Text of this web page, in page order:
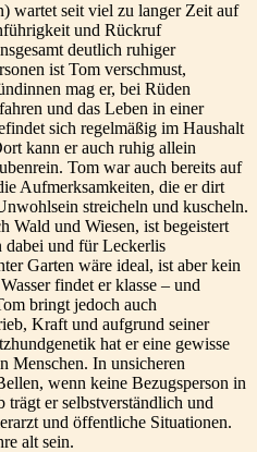
wartet seit viel zu langer Zeit auf
und Rückruf
deutlich ruhiger
ist Tom verschmust,
mag er, bei Rüden
und das Leben in einer
sich regelmäßig im Haushalt
kann er auch ruhig allein
Tom war auch bereits auf
Aufmerksamkeiten, die er dirt
streicheln und kuscheln.
Wald und Wiesen, ist begeistert
dabei und für Leckerlis
Garten wäre ideal, ist aber kein
findet er klasse – und
bringt jedoch auch
Kraft und aufgrund seiner
hat er eine gewisse
Menschen. In unsicheren
wenn keine Bezugsperson in
er selbstverständlich und
und öffentliche Situationen.
alt sein.